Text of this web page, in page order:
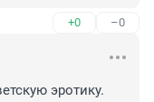
+0 –0
эротику.